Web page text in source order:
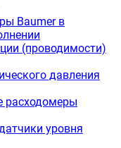
Baumer в
(проводимости)
давления
расходомеры
уровня